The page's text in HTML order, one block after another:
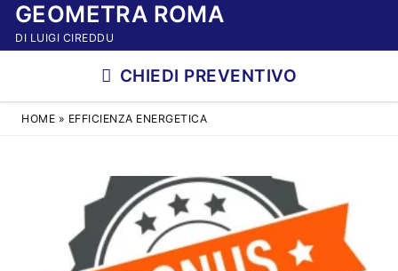
VaiGEOMETRA ROMA
DI LUIGI CIREDDU
CHIEDI PREVENTIVO
HOME » EFFICIENZA ENERGETICA